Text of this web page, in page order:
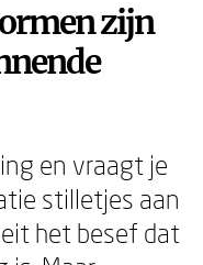
zijn
en vraagt je
stilletjes aan
het besef dat